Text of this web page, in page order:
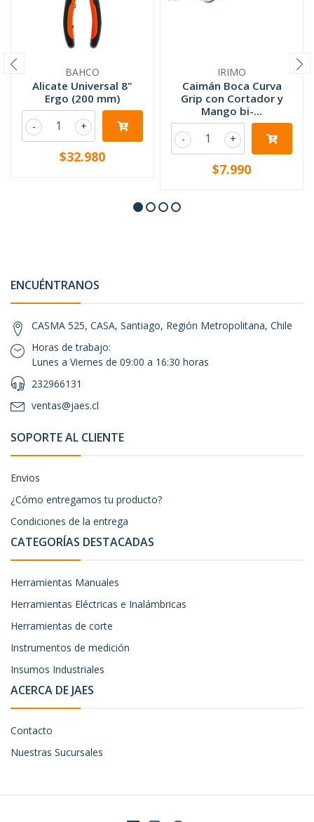
BAHCO
Alicate Universal 8"
Ergo (200 mm)
+
-
$32.980
IRIMO
Caimán Boca Curva
Grip con Cortador y
Mango bi-...
+
-
$7.990
ENCUÉNTRANOS
CASMA 525, CASA, Santiago, Región Metropolitana, Chile
Horas de trabajo:
Lunes a Viernes de 09:00 a 16:30 horas
232966131
ventas@jaes.cl
SOPORTE AL CLIENTE
Envios
¿Cómo entregamos tu producto?
Condiciones de la entrega
CATEGORÍAS DESTACADAS
Herramientas Manuales
Herramientas Eléctricas e Inalámbricas
Herramientas de corte
Instrumentos de medición
Insumos Industriales
ACERCA DE JAES
Contacto
Nuestras Sucursales